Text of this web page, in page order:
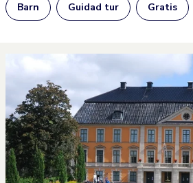
Barn Guidad tur Gratis